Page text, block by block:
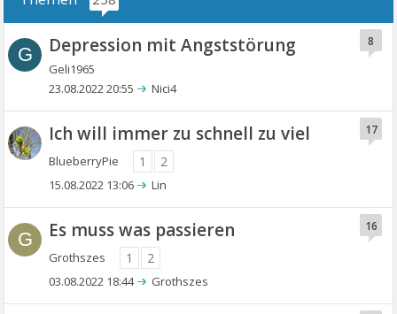
G Depression mit Angststörung
Geli1965
8
23.08.2022 20:55 Nici4
Ich will immer zu schnell zu viel
BlueberryPie 1 2
17
15.08.2022 13:06 Lin
G Es muss was passieren
Grothszes 1 2
16
03.08.2022 18:44 Grothszes